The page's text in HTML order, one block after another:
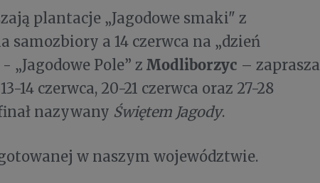
plantacje „Jagodowe smaki" z
samozbiory a 14 czerwca na „dzień
Pole” z Modliborzyc – zaprasza
14 czerwca, 20-21 czerwca oraz 27-28
nazywany Świętem Jagody.
w naszym województwie.